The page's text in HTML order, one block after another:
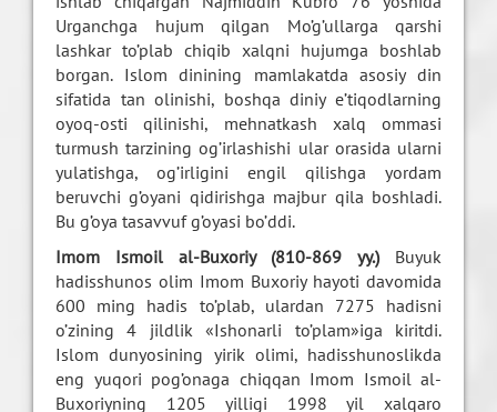
Urganchga hujum qilgan Mo’g’ullarga qarshi
lashkar to’plab chiqib xalqni hujumga boshlab
borgan. Islom dinining mamlakatda asosiy din
sifatida tan olinishi, boshqa diniy e’tiqodlarning
oyoq-osti qilinishi, mehnatkash xalq ommasi
turmush tarzining og’irlashishi ular orasida ularni
yulatishga, og’irligini engil qilishga yordam
beruvchi g’oyani qidirishga majbur qila boshladi.
Bu g’oya tasavvuf g’oyasi bo’ddi.
Imom Ismoil al-Buxoriy (810-869 yy.)Buyuk
hadisshunos olim Imom Buxoriy hayoti davomida
600 ming hadis to’plab, ulardan 7275 hadisni
o’zining 4 jildlik «Ishonarli to’plam»iga kiritdi.
Islom dunyosining yirik olimi, hadisshunoslikda
eng yuqori pog’onaga chiqqan Imom Ismoil al-
Buxoriyning 1205 yilligi 1998 yil xalqaro